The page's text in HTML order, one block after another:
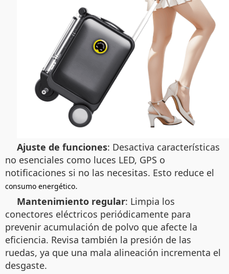
Ajuste de funciones: Desactiva características
no esenciales como luces LED, GPS o
notificaciones si no las necesitas. Esto reduce el
consumo energético.
Mantenimiento regular: Limpia los
conectores eléctricos periódicamente para
prevenir acumulación de polvo que afecte la
eficiencia. Revisa también la presión de las
ruedas, ya que una mala alineación incrementa el
desgaste.